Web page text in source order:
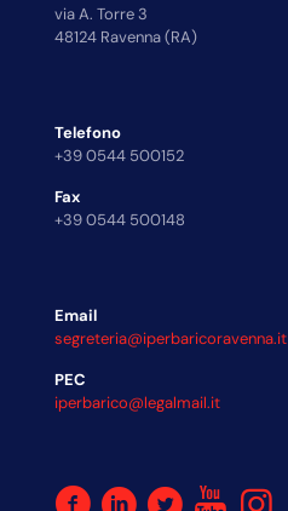
via A. Torre 3
48124 Ravenna (RA)
Telefono
+39 0544 500152
Fax
+39 0544 500148
Email
segreteria@iperbaricoravenna.it
PEC
iperbarico@legalmail.it